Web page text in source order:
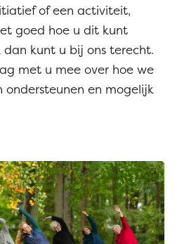
of een activiteit,
goed hoe u dit kunt
dan kunt u bij ons terecht.
met u mee over hoe we
ondersteunen en mogelijk